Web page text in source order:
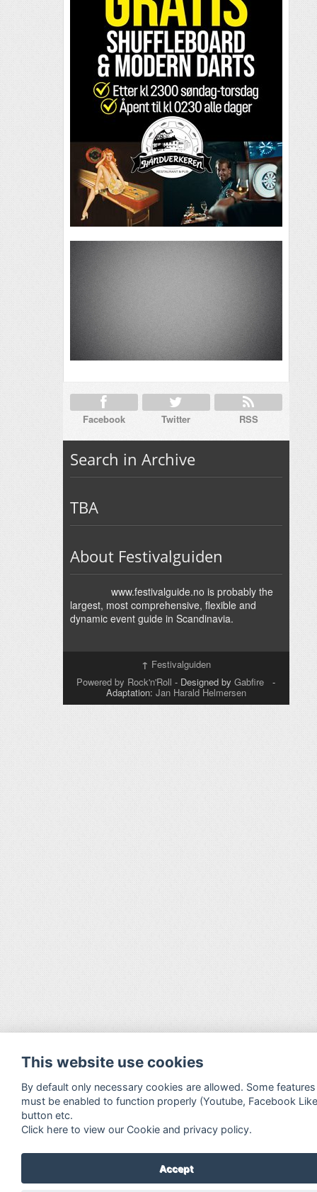
Facebook Twitter RSS
Search in Archive
TBA
About Festivalguiden
www.festivalguide.no is probably the
largest, most comprehensive, flexible and
dynamic event guide in Scandinavia.
↑ Festivalguiden
Powered by Rock'n'Roll - Designed by Gabfire -
Adaptation: Jan Harald Helmersen
This website use cookies
By default only necessary cookies are allowed. Some features
must be enabled to function properly (Youtube, Facebook
button etc.
Click here to view our Cookie and privacy policy.
Accept